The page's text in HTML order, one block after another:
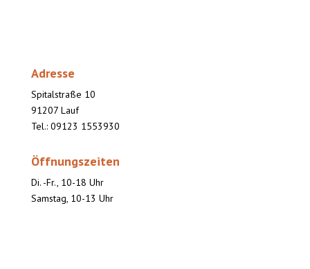
Adresse
Spitalstraße 10
91207 Lauf
Tel.: 09123 1553930
Öffnungszeiten
Di. -Fr., 10-18 Uhr
Samstag, 10-13 Uhr